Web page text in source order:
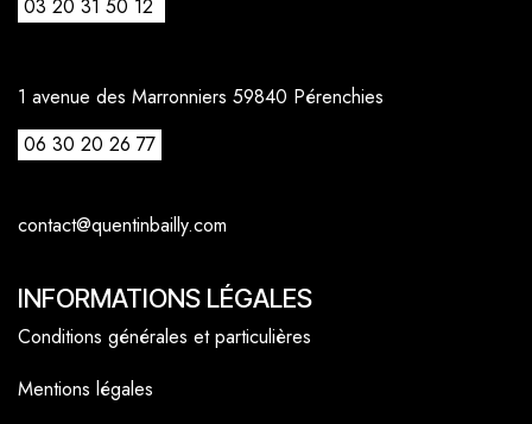
03 20 31 50 12
1 avenue des Marronniers 59840 Pérenchies
06 30 20 26 77
contact@quentinbailly.com
INFORMATIONS LÉGALES
Conditions générales et particulières
Mentions légales